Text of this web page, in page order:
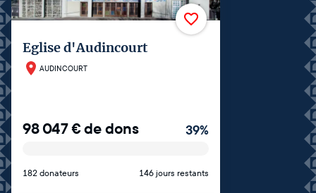
Eglise d'Audincourt
AUDINCOURT
98 047€de dons 39%
182 donateurs 146 jours restants